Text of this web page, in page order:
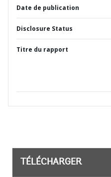
Date de publication
Disclosure Status
Titre du rapport
TÉLÉCHARGER